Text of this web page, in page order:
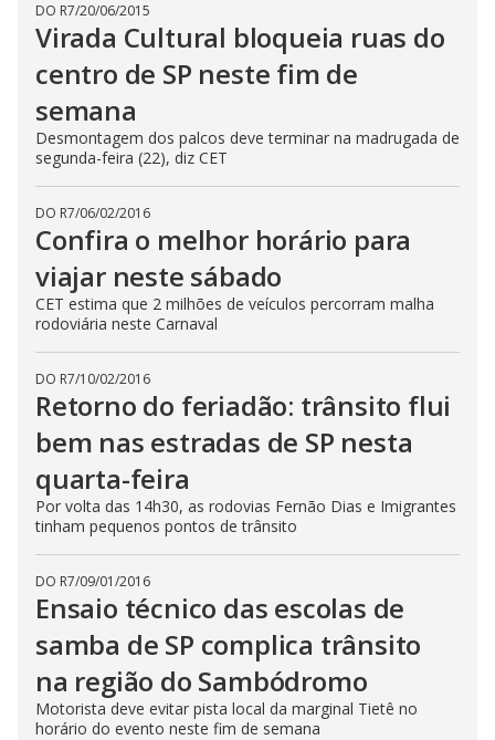
DO R7/20/06/2015
Virada Cultural bloqueia ruas do
centro de SP neste fim de
semana
Desmontagem dos palcos deve terminar na madrugada de
segunda-feira (22), diz CET
DO R7/06/02/2016
Confira o melhor horário para
viajar neste sábado
CET estima que 2 milhões de veículos percorram malha
rodoviária neste Carnaval
DO R7/10/02/2016
Retorno do feriadão: trânsito flui
bem nas estradas de SP nesta
quarta-feira
Por volta das 14h30, as rodovias Fernão Dias e Imigrantes
tinham pequenos pontos de trânsito
DO R7/09/01/2016
Ensaio técnico das escolas de
samba de SP complica trânsito
na região do Sambódromo
Motorista deve evitar pista local da marginal Tietê no
horário do evento neste fim de semana